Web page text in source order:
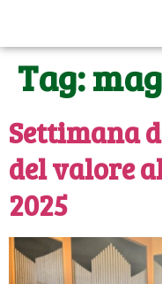
Tag:
Settimana
del valore
2025